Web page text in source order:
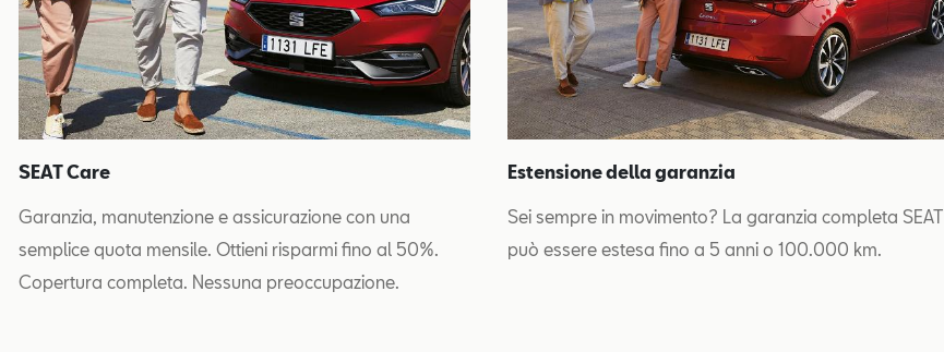
SEAT Care
Garanzia, manutenzione e assicurazione con una
semplice quota mensile. Ottieni risparmi fino al 50%.
Copertura completa. Nessuna preoccupazione.
Estensione della garanzia
Sei sempre in movimento? La garanzia completa SEAT
può essere estesa fino a 5 anni o 100.000 km.